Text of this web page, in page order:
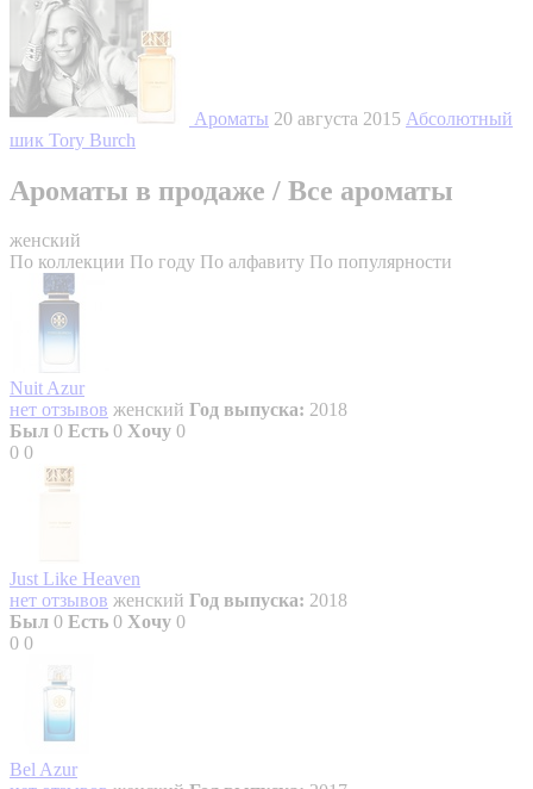
Ароматы 20 августа 2015 Абсолютный
шик Tory Burch
Ароматы в продаже / Все ароматы
женский
По коллекции По году По алфавиту По популярности
Nuit Azur
нет отзывов женский Год выпуска: 2018
Был 0 Есть 0 Хочу 0
0 0
Just Like Heaven
нет отзывов женский Год выпуска: 2018
Был 0 Есть 0 Хочу 0
0 0
Bel Azur